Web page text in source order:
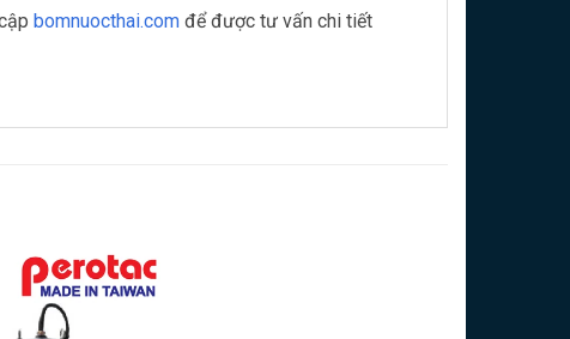
bomnuocthai.com để được tư vấn chi tiết